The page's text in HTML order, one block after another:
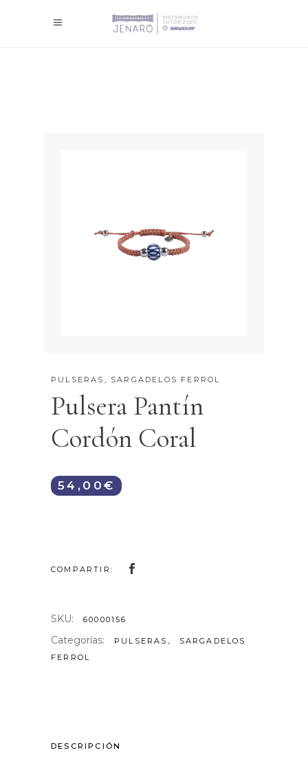
PULSERAS , SARGADELOS FERROL
Pulsera Pantín
Cordón Coral
54,00 €
COMPARTIR:
SKU: 60000156
Categorías: PULSERAS ,
SARGADELOS
FERROL
DESCRIPCIÓN